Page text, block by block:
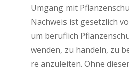
Umgang mit
Nach­weis ist gesetz­lich
um beruf­lich
wen­den, zu han­deln, zu
re anzu­lei­ten. Ohne